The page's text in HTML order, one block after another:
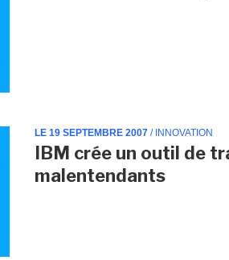
LE 19 SEPTEMBRE 2007 / INNOVATION
IBM crée un outil de
malentendants